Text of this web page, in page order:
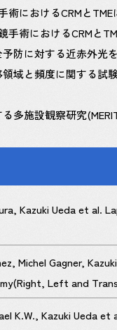
術におけるCRMと
手術におけるCRM
防に対する近赤外
域と頻度に関する
多施設観察研究
Kazuki Ueda et al.
Michel Gagner,
Left and
K.W., Kazuki Ueda